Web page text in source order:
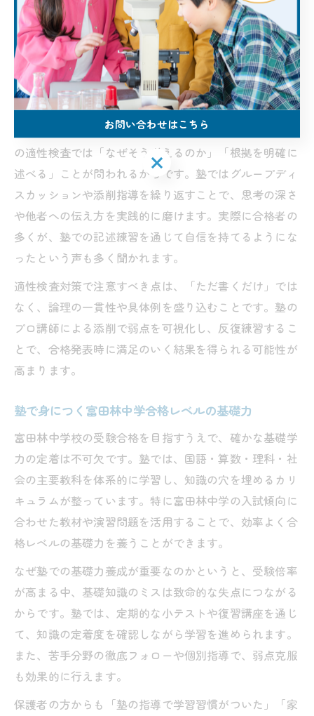
適性検査に必要な表現力や論理力が重視されます。塾で
は、記述問題や作文指導を通じて、自分の考えを筋道立
てて説明する力を養うことが可能です。特に大阪府の公
立中高一貫校では、独自の適性検査が実施されるため、
塾での専門的な対策が合格への大きな鍵となります。
なぜ表現力や論理力が重要なのかというと、富田林中学
の適性検査では「なぜそう考えるのか」「根拠を明確に
述べる」ことが問われるからです。塾ではグループディ
スカッションや添削指導を繰り返すことで、思考の深さ
や他者への伝え方を実践的に磨けます。実際に合格者の
多くが、塾での記述練習を通じて自信を持てるようにな
ったという声も多く聞かれます。
適性検査対策で注意すべき点は、「ただ書くだけ」では
なく、論理の一貫性や具体例を盛り込むことです。塾の
プロ講師による添削で弱点を可視化し、反復練習するこ
とで、合格発表時に満足のいく結果を得られる可能性が
高まります。
塾で身につく富田林中学合格レベルの基礎力
富田林中学校の受験合格を目指すうえで、確かな基礎学
力の定着は不可欠です。塾では、国語・算数・理科・社
会の主要教科を体系的に学習し、知識の穴を埋めるカリ
キュラムが整っています。特に富田林中学の入試傾向に
合わせた教材や演習問題を活用することで、効率よく合
格レベルの基礎力を養うことができます。
なぜ塾での基礎力養成が重要なのかというと、受験倍率
が高まる中、基礎知識のミスは致命的な失点につながる
からです。塾では、定期的な小テストや復習講座を通じ
て、知識の定着度を確認しながら学習を進められます。
また、苦手分野の徹底フォローや個別指導で、弱点克服
も効果的に行えます。
保護者の方からも「塾の指導で学習習慣がついた」「家
お問い合わせはこちら
お問い合わせはこちら